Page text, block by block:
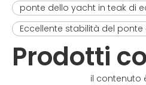
ponte dello yacht in teak di
Eccellente stabilità del
Prodotti
il contenuto